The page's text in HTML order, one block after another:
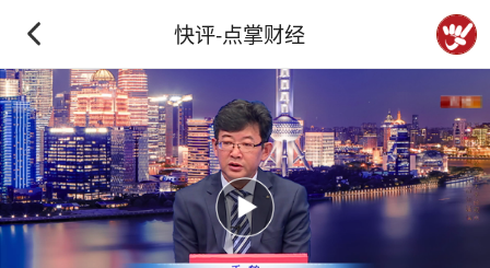
快评-点掌财经